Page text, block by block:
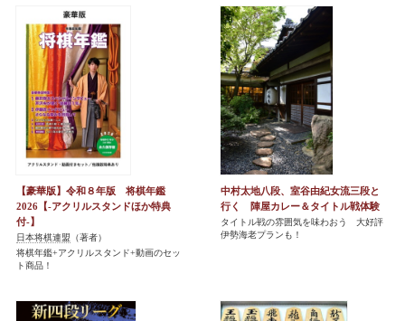
【豪華版】令和８年版 将棋年鑑
2026【-アクリルスタンドほか特典
付-】
日本将棋連盟 （著者）
将棋年鑑+アクリルスタンド+動画のセッ
ト商品！
中村太地八段、室谷由紀女流三段と
行く 陣屋カレー＆タイトル戦体験
タイトル戦の雰囲気を味わおう 大好評
伊勢海老プランも！